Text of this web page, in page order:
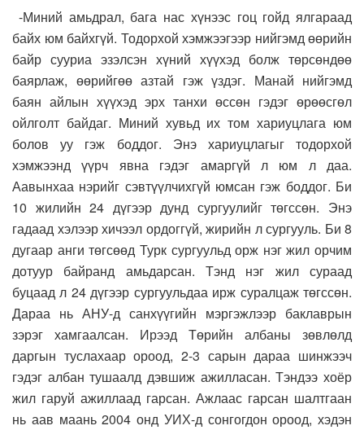
-Миний амьдрал, бага нас хүнээс гоц гойд ялгараад
байх юм байхгүй. Тодорхой хэмжээгээр нийгэмд өөрийн
байр сууриа эзэлсэн хүний хүүхэд болж төрсөндөө
баярлаж, өөрийгөө азтай гэж үздэг. Манай нийгэмд
баян айлын хүүхэд эрх танхи өссөн гэдэг өрөөсгөл
ойлголт байдаг. Миний хувьд их том хариуцлага юм
болов уу гэж боддог. Энэ хариуцлагыг тодорхой
хэмжээнд үүрч явна гэдэг амаргүй л юм л даа.
Аавынхаа нэрийг сэвтүүлчихгүй юмсан гэж боддог. Би
10 жилийн 24 дүгээр дунд сургуулийг төгссөн. Энэ
гадаад хэлээр хичээл ордоггүй, жирийн л сургууль. Би 8
дугаар анги төгсөөд Турк сургуульд орж нэг жил орчим
дотуур байранд амьдарсан. Тэнд нэг жил сураад
буцаад л 24 дүгээр сургуульдаа ирж суралцаж төгссөн.
Дараа нь АНУ-д санхүүгийн мэргэжлээр баклаврын
зэрэг хамгаалсан. Ирээд Төрийн албаны зөвлөлд
даргын туслахаар ороод, 2-3 сарын дараа шинжээч
гэдэг албан тушаалд дэвшиж ажилласан. Тэндээ хоёр
жил гаруй ажиллаад гарсан. Ажлаас гарсан шалтгаан
нь аав маань 2004 онд УИХ-д сонгогдон ороод, хэдэн